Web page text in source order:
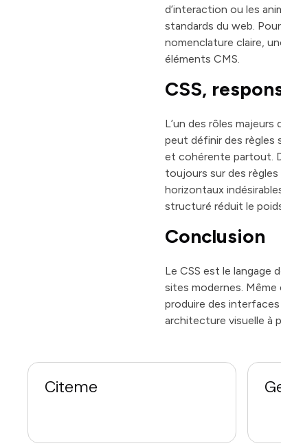
d’interaction ou les
standards du web.
nomenclature claire,
éléments CMS.
CSS,
L’un des rôles majeurs
peut définir des règles
et cohérente partout.
toujours sur des règles
horizontaux
structuré réduit le
Conclusion
Le CSS est le langage
sites modernes.
produire des
architecture visuelle à
Citeme